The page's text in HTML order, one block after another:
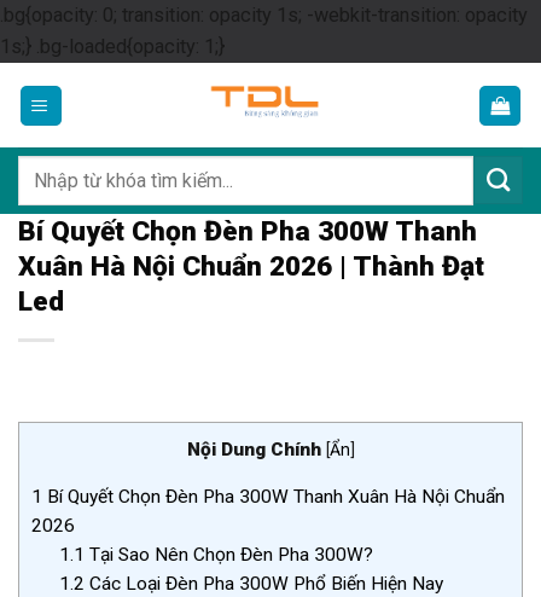
.bg{opacity: 0; transition: opacity 1s; -webkit-transition: opacity
1s;} .bg-loaded{opacity: 1;}Skip
content
kiếm:
Bí Quyết Chọn Đèn Pha 300W Thanh
Xuân Hà Nội Chuẩn 2026 | Thành Đạt
Led
Nội Dung Chính [Ẩn]
1 Bí Quyết Chọn Đèn Pha 300W Thanh Xuân Hà Nội Chuẩn
2026
1.1 Tại Sao Nên Chọn Đèn Pha 300W?
1.2 Các Loại Đèn Pha 300W Phổ Biến Hiện Nay